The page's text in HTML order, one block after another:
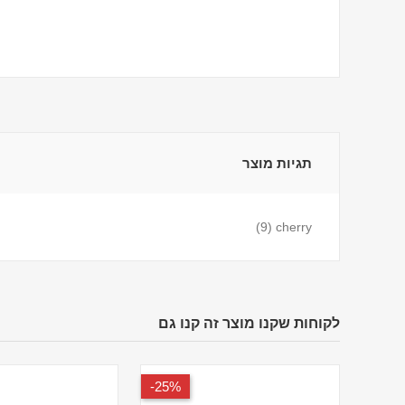
תגיות מוצר
cherry
(9)
לקוחות שקנו מוצר זה קנו גם
25%-